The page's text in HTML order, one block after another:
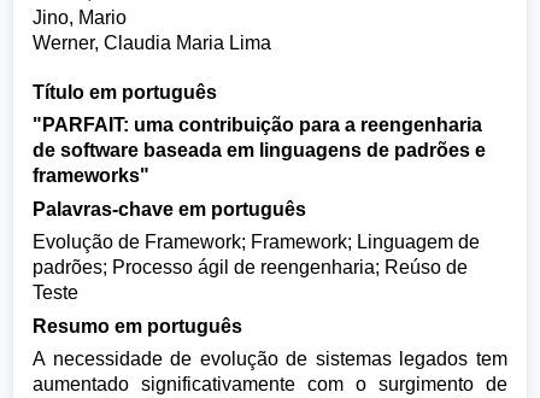
Jino, Mario
Werner, Claudia Maria Lima
Título em português
"PARFAIT: uma contribuição para a reengenharia
de software baseada em linguagens de padrões e
frameworks"
Palavras-chave em português
Evolução de Framework; Framework; Linguagem de
padrões; Processo ágil de reengenharia; Reúso de
Teste
Resumo em português
A necessidade de evolução de sistemas legados tem
aumentado significativamente com o surgimento de